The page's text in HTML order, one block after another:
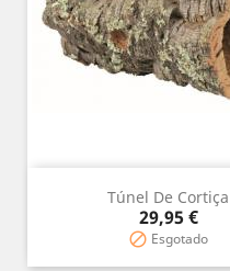
Túnel De Cortiça
Precio
29,95 €
 Esgotado